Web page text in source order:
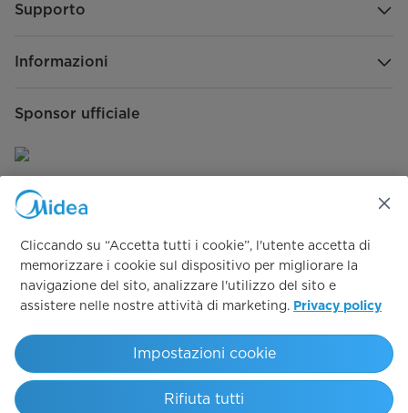
Supporto
Informazioni
Sponsor ufficiale
Seguici su:
Copyright 2026 Copyright Midea. All rights reserved.
Codice Etico & Modello 231 T&C Garanzia Convenzionale
Cliccando su “Accetta tutti i cookie”, l'utente accetta di
memorizzare i cookie sul dispositivo per migliorare la
navigazione del sito, analizzare l'utilizzo del sito e
assistere nelle nostre attività di marketing. Privacy policy
Rifiuta tutti
Impostazioni cookie